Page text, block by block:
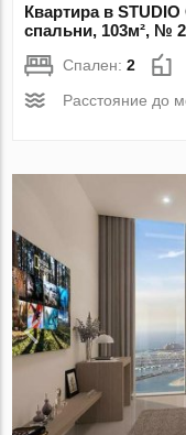
Квартира в
спальни, 103м², №
Спален:2
Расстояние до